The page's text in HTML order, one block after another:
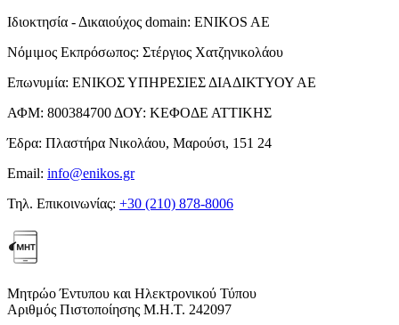
Ιδιοκτησία - Δικαιούχος domain: ENIKOS AE
Νόμιμος Εκπρόσωπος: Στέργιος Χατζηνικολάου
Επωνυμία: ΕΝΙΚΟΣ ΥΠΗΡΕΣΙΕΣ ΔΙΑΔΙΚΤΥΟΥ ΑΕ
ΑΦΜ: 800384700 ΔΟΥ: ΚΕΦΟΔΕ ΑΤΤΙΚΗΣ
Έδρα: Πλαστήρα Νικολάου, Μαρούσι, 151 24
Email: info@enikos.gr
Τηλ. Επικοινωνίας: +30 (210) 878-8006
Μητρώο Έντυπου και Ηλεκτρονικού Τύπου
Αριθμός Πιστοποίησης Μ.Η.Τ. 242097